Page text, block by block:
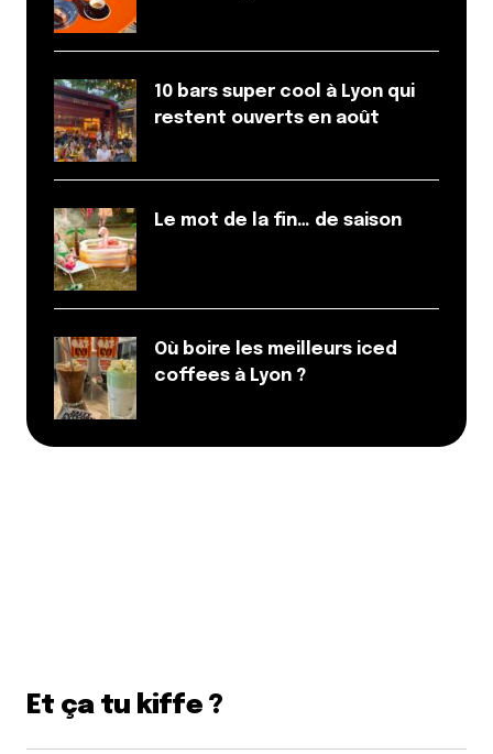
10 bars super cool à Lyon qui
restent ouverts en août
Le mot de la fin… de saison
Où boire les meilleurs iced
coffees à Lyon ?
Et ça tu kiffe ?